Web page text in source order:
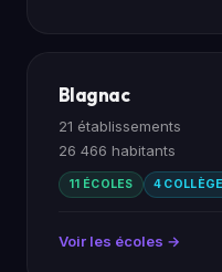
Blagnac
21 établissements
26 466 habitants
11 ÉCOLES 4
Voir les écoles →